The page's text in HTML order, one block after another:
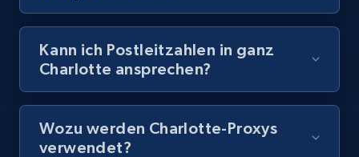
Kann ich Postleitzahlen in ganz
Charlotte ansprechen?
Wozu werden Charlotte-Proxys
verwendet?